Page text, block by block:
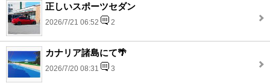
正しいスポーツセダン
2026/7/21 06:52 2
カナリア諸島にて🌴
2026/7/20 08:31 3